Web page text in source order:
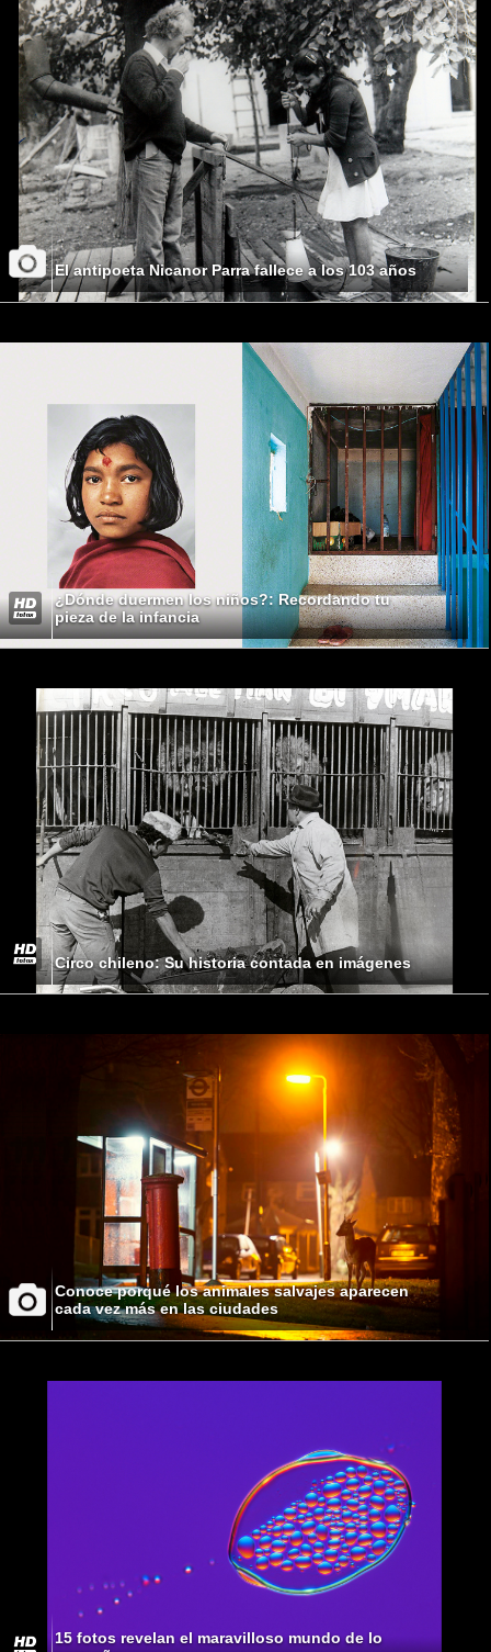
El antipoeta Nicanor Parra fallece a los 103 años
¿Dónde duermen los niños?: Recordando tu
pieza de la infancia
Circo chileno: Su historia contada en imágenes
Conoce porqué los animales salvajes aparecen
cada vez más en las ciudades
15 fotos revelan el maravilloso mundo de lo